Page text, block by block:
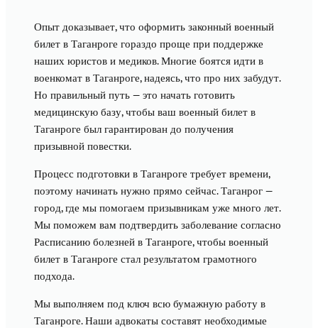
Опыт доказывает, что оформить законный военный
билет в Таганроге гораздо проще при поддержке
наших юристов и медиков. Многие боятся идти в
военкомат в Таганроге, надеясь, что про них забудут.
Но правильный путь — это начать готовить
медицинскую базу, чтобы ваш военный билет в
Таганроге был гарантирован до получения
призывной повестки.
Процесс подготовки в Таганроге требует времени,
поэтому начинать нужно прямо сейчас. Таганрог —
город, где мы помогаем призывникам уже много лет.
Мы поможем вам подтвердить заболевание согласно
Расписанию болезней в Таганроге, чтобы военный
билет в Таганроге стал результатом грамотного
подхода.
Мы выполняем под ключ всю бумажную работу в
Таганроге. Наши адвокаты составят необходимые